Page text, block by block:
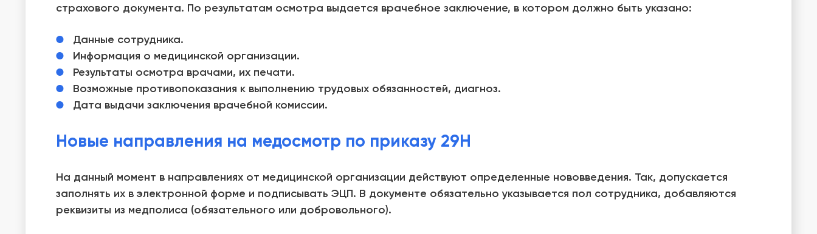
страхового документа. По результатам осмотра выдается врачебное заключение, в котором должно быть указано:
Данные сотрудника.
Информация о медицинской организации.
Результаты осмотра врачами, их печати.
Возможные противопоказания к выполнению трудовых обязанностей, диагноз.
Дата выдачи заключения врачебной комиссии.
Новые направления на медосмотр по приказу 29Н
На данный момент в направлениях от медицинской организации действуют определенные нововведения. Так, допускается
заполнять их в электронной форме и подписывать ЭЦП. В документе обязательно указывается пол сотрудника, добавляются
реквизиты из медполиса (обязательного или добровольного).